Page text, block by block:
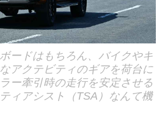
ードはもちろん、バイクやキ
アクテビティのギアを荷台に
ー牽引時の走行を安定させる
ィアシスト（TSA）なんて機